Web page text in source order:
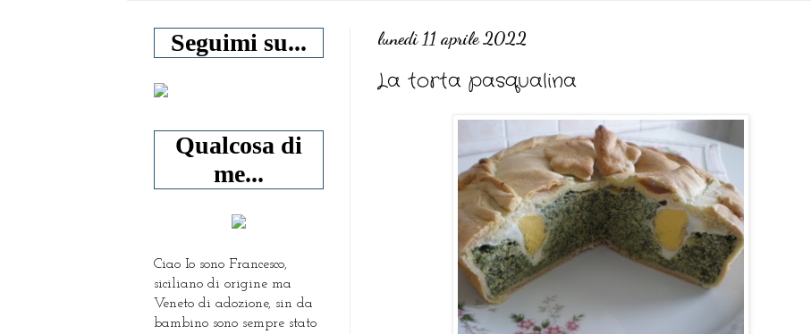
lunedì 11 aprile 2022
La torta pasqualina
Seguimi su...
Qualcosa di
me...
Ciao Io sono Francesco,
siciliano di origine ma
Veneto di adozione, sin da
bambino sono sempre stato